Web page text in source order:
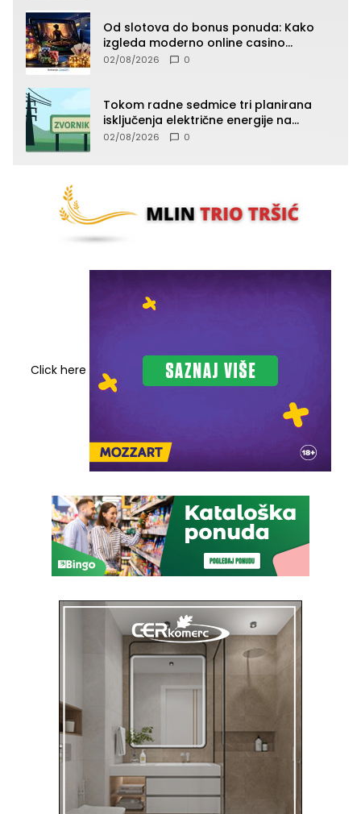
Od slotova do bonus ponuda: Kako
izgleda moderno online casino
iskustvo
02/08/2026 0
Tokom radne sedmice tri planirana
isključenja električne energije na
području TJ Zvornik
02/08/2026 0
Click here